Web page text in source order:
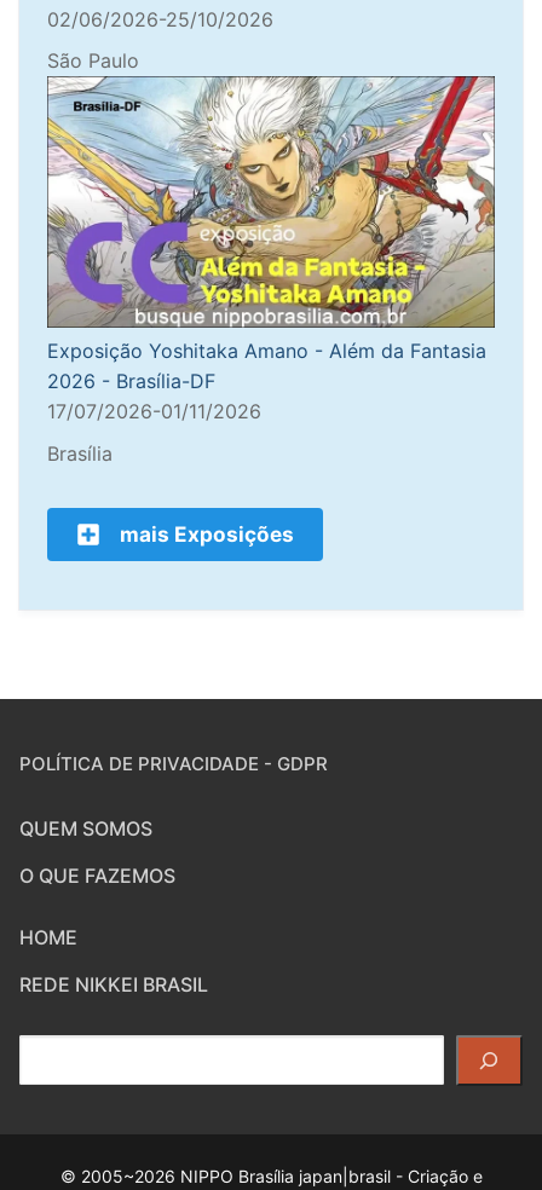
02/06/2026-25/10/2026
São Paulo
Exposição Yoshitaka Amano - Além da Fantasia
2026 - Brasília-DF
17/07/2026-01/11/2026
Brasília
mais Exposições
POLÍTICA DE PRIVACIDADE - GDPR
QUEM SOMOS
O QUE FAZEMOS
HOME
REDE NIKKEI BRASIL
© 2005~2026 NIPPO Brasília japan|brasil - Criação e